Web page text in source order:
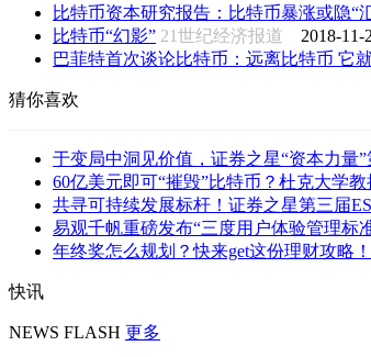
比特币资本研究报告：比特币暴涨或隐“
比特币“幻影” 21世纪经济报道 2018-11-
巴菲特首次谈论比特币：远离比特币 它
猜你喜欢
于变局中洞见价值，证券之星“资本力量
60亿美元即可“摧毁”比特币？杜克大学
共寻可持续发展标杆！证券之星第三届
易观千帆重磅发布“三度用户体验管理标
年终奖怎么规划？快来get这份理财攻略！
快讯
NEWS FLASH 更多